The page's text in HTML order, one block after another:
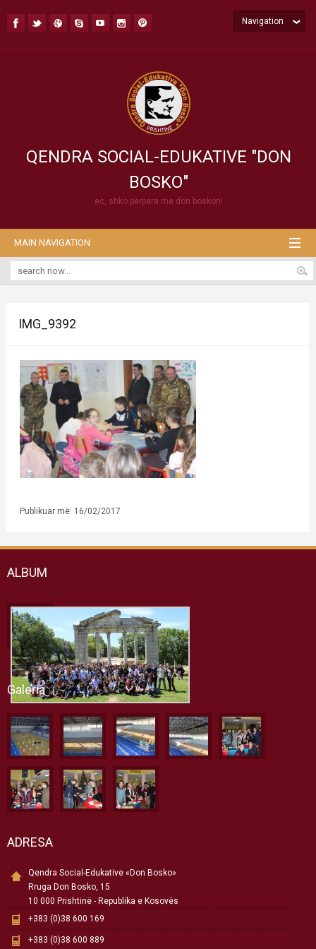
QENDRA SOCIAL-EDUKATIVE "DON
BOSKO"
ec, shko përpara me don boskon!
Navigation
MAIN NAVIGATION
IMG_9392
Publikuar më: 16/02/2017
ALBUM
Galeria
ADRESA
Qendra Social-Edukative «Don Bosko»
Rruga Don Bosko, 15
10 000 Prishtinë - Republika e Kosovës
+383 (0)38 600 169
+383 (0)38 600 889